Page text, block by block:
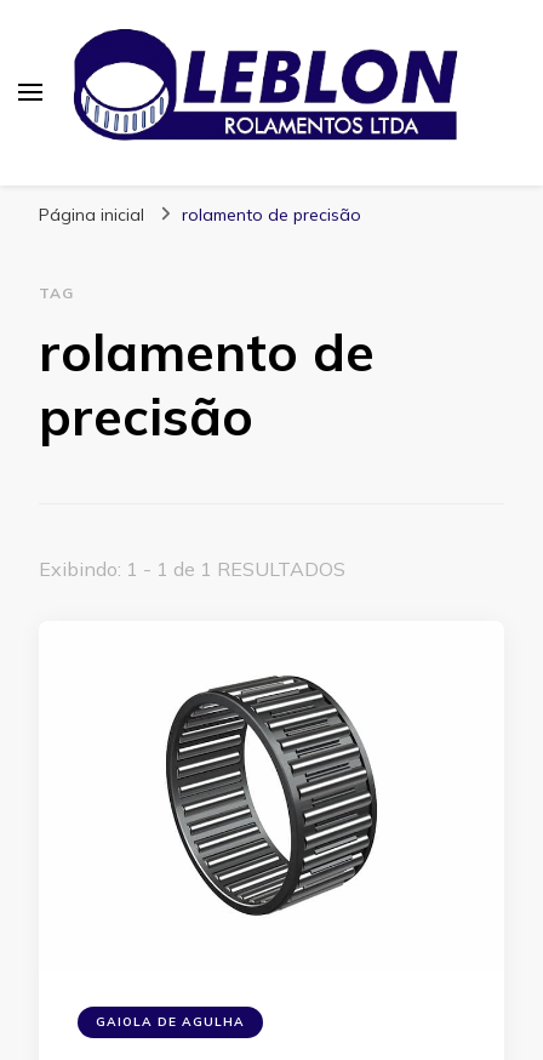
Página inicial rolamento de precisão
TAG
rolamento de
precisão
Exibindo: 1 - 1 de 1 RESULTADOS
GAIOLA DE AGULHA